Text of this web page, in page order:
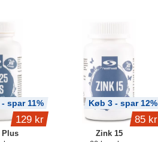
Plus
spar 11%
129 kr
Zink 15
Køb 3 - spar 12%
85 kr